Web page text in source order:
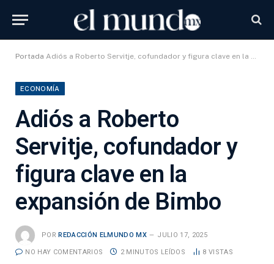
Portada Adiós a Roberto Servitje, cofundador y figura clave en la expansión de Bimbo
ECONOMÍA
Adiós a Roberto
Servitje, cofundador y
figura clave en la
expansión de Bimbo
POR REDACCIÓN ELMUNDO MX JULIO 17, 2025
NO HAY COMENTARIOS 2 MINUTOS LEÍDOS 8 VISTAS